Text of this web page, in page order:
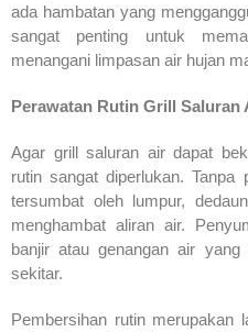
ada hambatan yang
sangat penting untuk
menangani limpasan air hujan
Perawatan Rutin Grill
Agar grill saluran air dapat
rutin sangat diperlukan.
tersumbat oleh lumpur,
menghambat aliran air.
banjir atau genangan air yang
sekitar.
Pembersihan rutin merupakan